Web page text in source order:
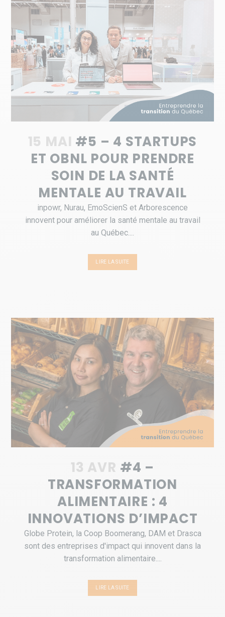
15 MAI #5 – 4 STARTUPS
ET OBNL POUR PRENDRE
SOIN DE LA SANTÉ
MENTALE AU TRAVAIL
inpowr, Nurau, EmoScienS et Arborescence
innovent pour améliorer la santé mentale au travail
au Québec....
LIRE LA SUITE
13 AVR #4 –
TRANSFORMATION
ALIMENTAIRE : 4
INNOVATIONS D’IMPACT
Globe Protein, la Coop Boomerang, DAM et Drasca
sont des entreprises d'impact qui innovent dans la
transformation alimentaire....
LIRE LA SUITE